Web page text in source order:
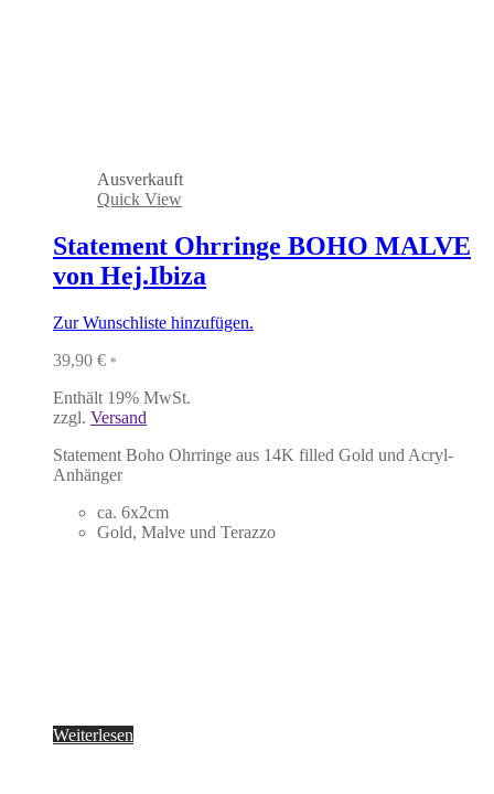
Ausverkauft
Quick View
Statement Ohrringe BOHO MALVE
von Hej.Ibiza
Zur Wunschliste hinzufügen.
39,90 € *
Enthält 19% MwSt.
zzgl. Versand
Statement Boho Ohrringe aus 14K filled Gold und Acryl-
Anhänger
ca. 6x2cm
Gold, Malve und Terazzo
Weiterlesen